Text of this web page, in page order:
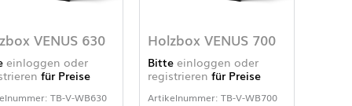
VENUS 630
einloggen oder
für Preise
TB-V-WB630
Holzbox VENUS 700
Bitteeinloggen oder
registrieren für Preise
Artikelnummer: TB-V-WB700